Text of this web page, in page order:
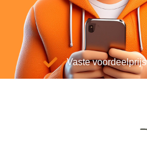
Vaste voordeelprijs